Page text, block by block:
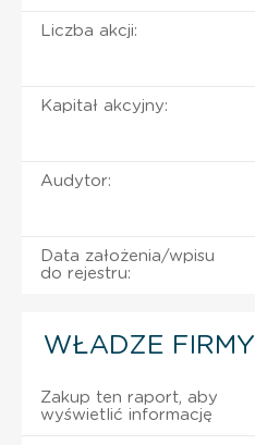
Liczba akcji:
Kapitał akcyjny:
Audytor:
Data założenia/wpisu
do rejestru:
WŁADZE FIRMY
Zakup ten raport, aby
wyświetlić informację